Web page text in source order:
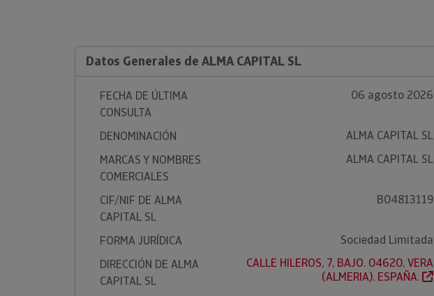
Datos Generales de ALMA CAPITAL SL
FECHA DE ÚLTIMA
CONSULTA
06 agosto 2026
DENOMINACIÓN
ALMA CAPITAL SL
MARCAS Y NOMBRES
COMERCIALES
ALMA CAPITAL SL
CIF/NIF DE ALMA
CAPITAL SL
B04813119
FORMA JURÍDICA
Sociedad Limitada
DIRECCIÓN DE ALMA
CAPITAL SL
CALLE HILEROS, 7, BAJO. 04620, VERA
(ALMERIA). ESPAÑA.